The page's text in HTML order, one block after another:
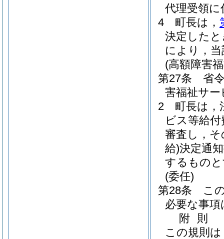
代理受領
4
町長は，
決定したと
により，
(高額障害
第27条
省
害福祉サー
2
町長は，
ビス等給
審査し，
給)決定通
するもの
(委任)
第28条
こ
必要な事
附 則
この規則